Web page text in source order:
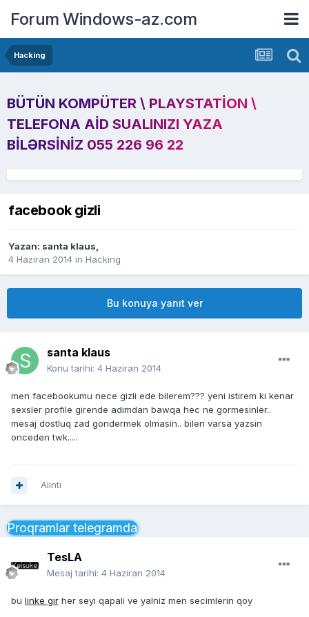
Forum Windows-az.com
Hacking
BÜTÜN KOMPÜTER \ PLAYSTATION \
TELEFONA AID SUALINIZI YAZA
BILƏRSINIZ 055 226 96 22
facebook gizli
Yazan: santa klaus,
4 Haziran 2014 in Hacking
Bu konuya yanıt ver
santa klaus
Konu tarihi: 4 Haziran 2014
men facebookumu nece gizli ede bilerem??? yeni istirem ki kenar
sexsler profile girende adimdan bawqa hec ne gormesinler..
mesaj dostluq zad gondermek olmasin.. bilen varsa yazsin
onceden twk.....
Alıntı
Proqramlar telegramda
TesLA
Mesaj tarihi: 4 Haziran 2014
bu linke gir her seyi qapali ve yalniz men secimlerin qoy